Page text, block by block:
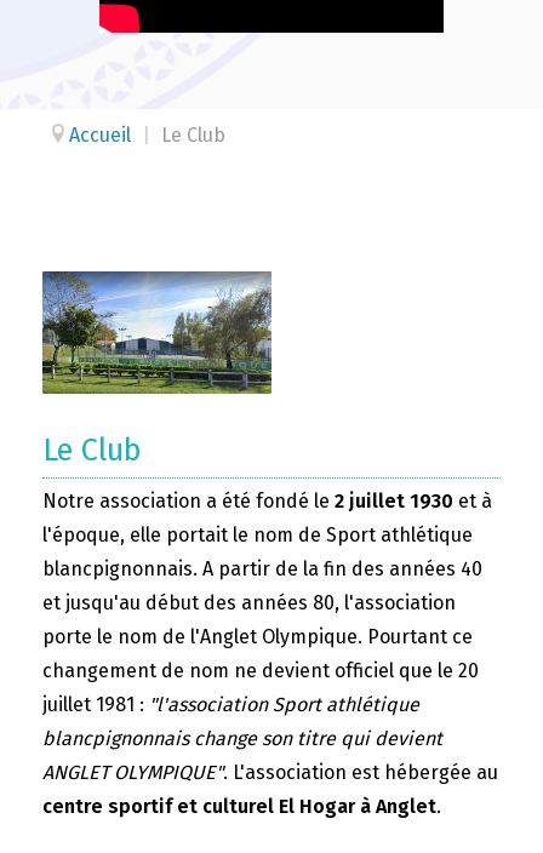
Accueil Le Club
Le Club
Notre association a été fondé le 2 juillet 1930 et à
l'époque, elle portait le nom de Sport athlétique
blancpignonnais. A partir de la fin des années 40
et jusqu'au début des années 80, l'association
porte le nom de l'Anglet Olympique. Pourtant ce
changement de nom ne devient officiel que le 20
juillet 1981 : "l'association Sport athlétique
blancpignonnais change son titre qui devient
ANGLET OLYMPIQUE". L'association est hébergée au
centre sportif et culturel El Hogar à Anglet.